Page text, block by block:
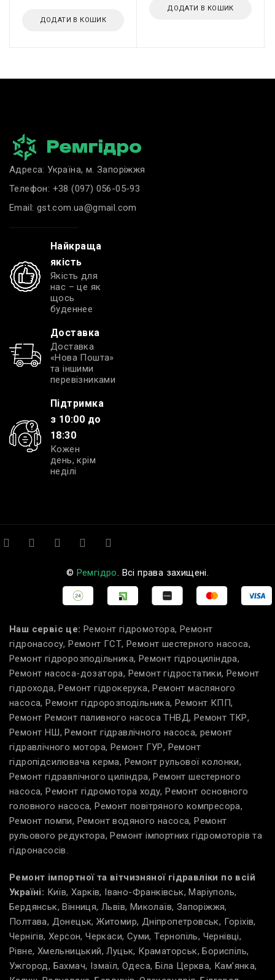
ДОДАТИ В КОШИК
ДОДАТИ В КОШИК
Адреса: Україна, м. Запоріжжя
Телефон: +38 (097) 056-05-93
Email: gst.com.ua@gmail.com
Найкраща
якість
Якість для
нас – це як
щось
буденнее
Доставка
Доставка
«Нова Пошта»
та іншими
перевізниками
Підтримка
з 10:00 до
18:30
Кожен
день, крім
неділі
© Ремгідро. Всі права захищені.
Наш сервіс це: Ремонт гідромотора, Ремонт
гідронасосу, Ремонт ГСТ, Ремонт шестерного насоса,
Ремонт гідророзподільника, Ремонт гідроциліндра,
Ремонт насоса-дозатора, Ремонт гідростатики, Ремонт
гідрохода, Ремонт гідрокерука, Ремонт масляного
насоса, Ремонт гідророзподільника, Ремонт КПП,
Ремонт Ремонт паливного насоса ТНВД, Ремонт ТКР,
Ремонт НШ, Ремонт гідравлічного насоса, ремонт
гідравлічного мотора, Ремонт ГУР, Ремонт
гідропідсилювача керма, Ремонт рульової колонки,
Ремонт гідравлічного циліндра, Ремонт шестерного
насоса, Ремонт гідромотора ходу, Ремонт основного
головного насоса, Ремонт повітряного компресора,
Ремонт помпи, Ремонт водяного насоса, Ремонт
рульового редуктора, Ремонт імпортних гідромоторів та
гідронасосів.
Ремонт імпортної та вітчизняної гідравліки по всій
Україні: Київ, Харків, Івано-Франківськ, Маріуполь,
Бердянськ, Вінниця, Львів, Миколаїв, Запоріжжя,
Полтава, Донецьк, Житомир, Дніпропетровськ, Горіхів,
Чернігів, Херсон, Черкаси, Суми, Тернопіль, Чернівці,
Рівне, Хмельницький, Луцьк, Краматорськ, Бориспіль,
Ужгород, Бахмач, Ізмаїл, Одеса, Біла Церква, Кам’янка,